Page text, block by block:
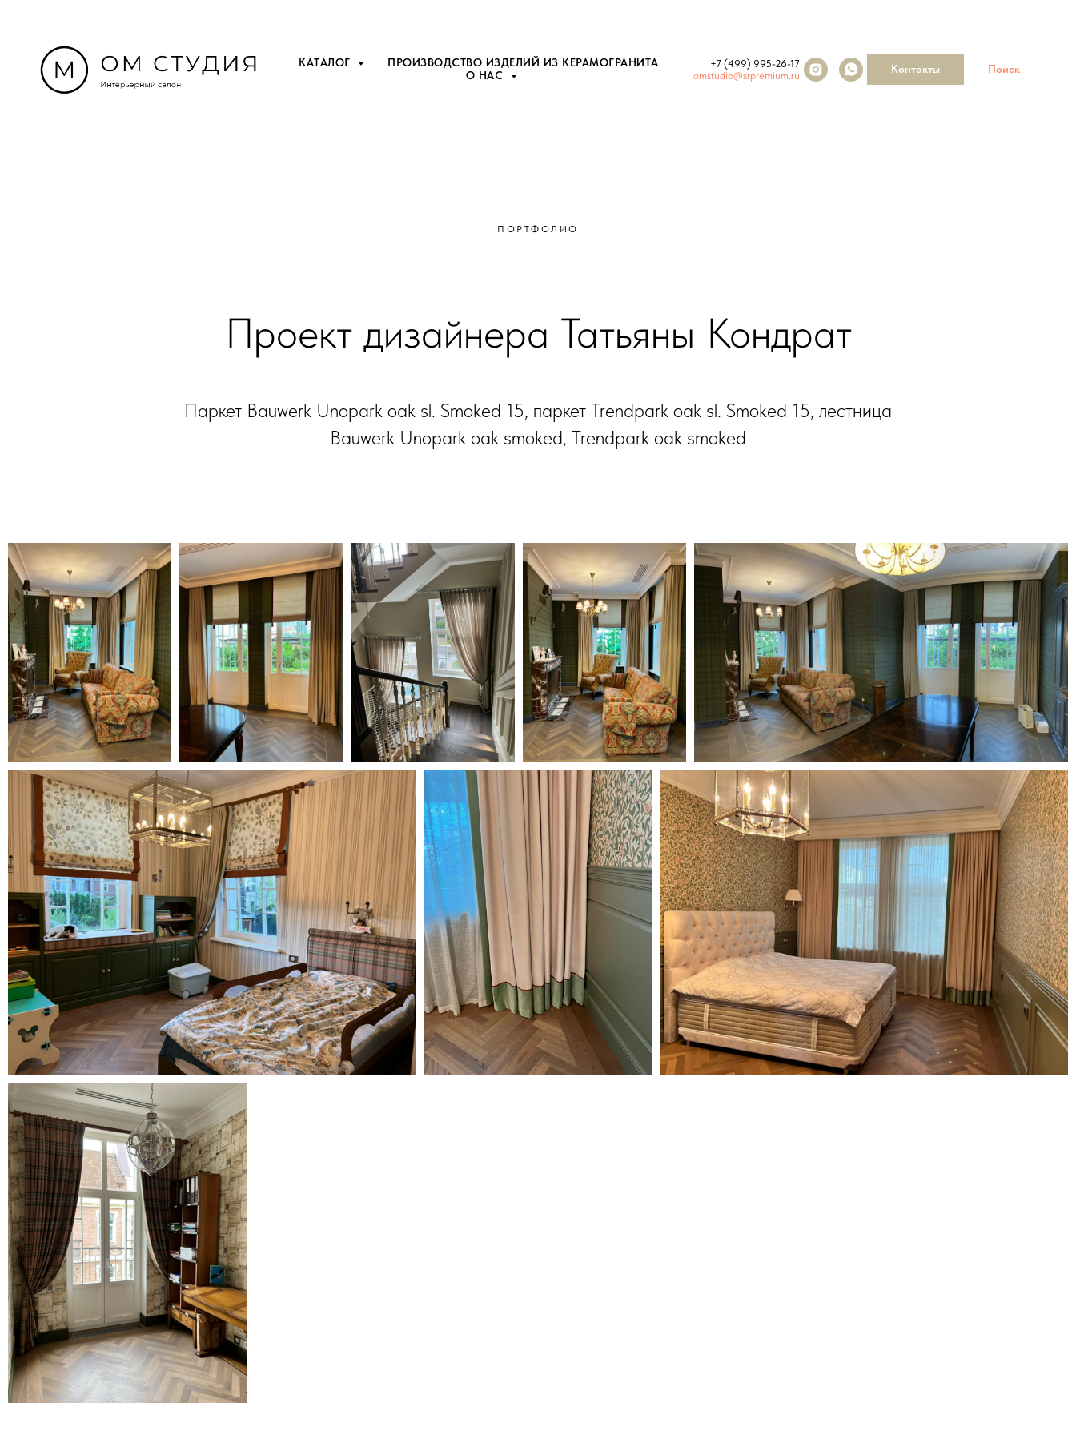
КАТАЛОГ
ПРОИЗВОДСТВО ИЗДЕЛИЙ ИЗ КЕРАМОГРАНИТА
О НАС
+7 (499) 995-26-17
omstudio@srpremium.ru
Контакты Поиск
ПОРТФОЛИО
Проект дизайнера Татьяны Кондрат
Паркет Bauwerk Unopark oak sl. Smoked 15, паркет Trendpark oak sl. Smoked 15, лестница
Bauwerk Unopark oak smoked, Trendраrk oak smoked